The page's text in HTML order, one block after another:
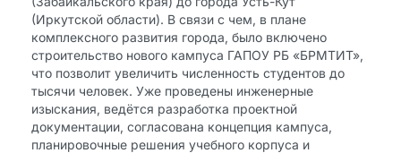
(Иркутской области). В связи с чем, в плане
комплексного развития города, было включено
строительство нового кампуса ГАПОУ РБ «БРМТИТ»,
что позволит увеличить численность студентов до
тысячи человек. Уже проведены инженерные
изыскания, ведётся разработка проектной
документации, согласована концепция кампуса,
планировочные решения учебного корпуса и